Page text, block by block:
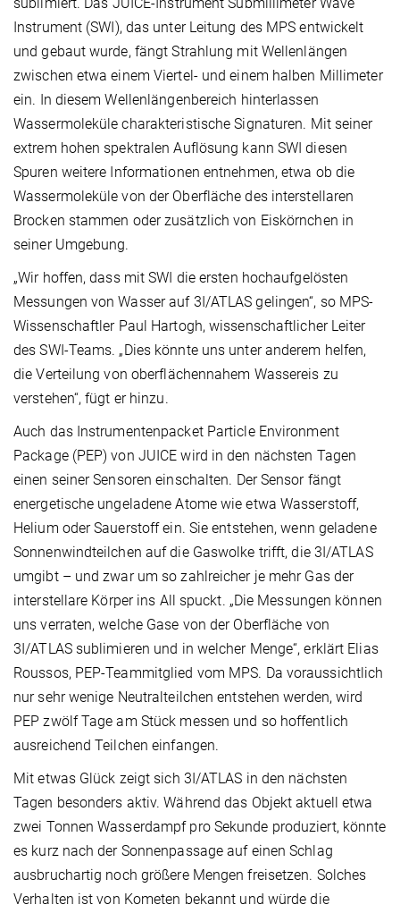
Instrument (SWI), das unter Leitung des MPS entwickelt
und gebaut wurde, fängt Strahlung mit Wellenlängen
zwischen etwa einem Viertel- und einem halben Millimeter
ein. In diesem Wellenlängenbereich hinterlassen
Wassermoleküle charakteristische Signaturen. Mit seiner
extrem hohen spektralen Auflösung kann SWI diesen
Spuren weitere Informationen entnehmen, etwa ob die
Wassermoleküle von der Oberfläche des interstellaren
Brocken stammen oder zusätzlich von Eiskörnchen in
seiner Umgebung.
„Wir hoffen, dass mit SWI die ersten hochaufgelösten
Messungen von Wasser auf 3I/ATLAS gelingen“, so MPS-
Wissenschaftler Paul Hartogh, wissenschaftlicher Leiter
des SWI-Teams. „Dies könnte uns unter anderem helfen,
die Verteilung von oberflächennahem Wassereis zu
verstehen“, fügt er hinzu.
Auch das Instrumentenpacket Particle Environment
Package (PEP) von JUICE wird in den nächsten Tagen
einen seiner Sensoren einschalten. Der Sensor fängt
energetische ungeladene Atome wie etwa Wasserstoff,
Helium oder Sauerstoff ein. Sie entstehen, wenn geladene
Sonnenwindteilchen auf die Gaswolke trifft, die 3I/ATLAS
umgibt – und zwar um so zahlreicher je mehr Gas der
interstellare Körper ins All spuckt. „Die Messungen können
uns verraten, welche Gase von der Oberfläche von
3I/ATLAS sublimieren und in welcher Menge“, erklärt Elias
Roussos, PEP-Teammitglied vom MPS. Da voraussichtlich
nur sehr wenige Neutralteilchen entstehen werden, wird
PEP zwölf Tage am Stück messen und so hoffentlich
ausreichend Teilchen einfangen.
Mit etwas Glück zeigt sich 3I/ATLAS in den nächsten
Tagen besonders aktiv. Während das Objekt aktuell etwa
zwei Tonnen Wasserdampf pro Sekunde produziert, könnte
es kurz nach der Sonnenpassage auf einen Schlag
ausbruchartig noch größere Mengen freisetzen. Solches
Verhalten ist von Kometen bekannt und würde die